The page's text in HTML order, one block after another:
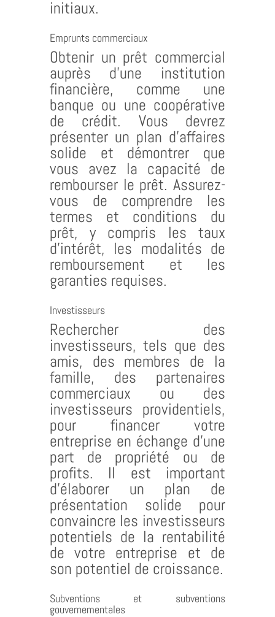
initiaux.
Emprunts commerciaux
Obtenir un prêt commercial
auprès d’une institution
financière, comme une
banque ou une coopérative
de crédit. Vous devrez
présenter un plan d’affaires
solide et démontrer que
vous avez la capacité de
rembourser le prêt. Assurez-
vous de comprendre les
termes et conditions du
prêt, y compris les taux
d’intérêt, les modalités de
remboursement et les
garanties requises.
Investisseurs
Rechercher des
investisseurs, tels que des
amis, des membres de la
famille, des partenaires
commerciaux ou des
investisseurs providentiels,
pour financer votre
entreprise en échange d’une
part de propriété ou de
profits. Il est important
d’élaborer un plan de
présentation solide pour
convaincre les investisseurs
potentiels de la rentabilité
de votre entreprise et de
son potentiel de croissance.
Subventions et subventions
gouvernementales